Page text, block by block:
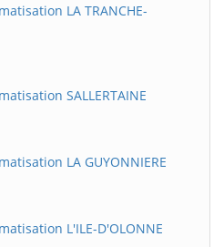
LA TRANCHE-
SALLERTAINE
LA GUYONNIERE
L'ILE-D'OLONNE